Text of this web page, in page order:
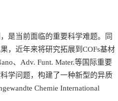
是当前面临的重要科学难题。同
，近年来将研究拓展到COFs基材
、Adv. Funt. Mater.等国际重要
学问题，构建了一种新型的异质
Chemie International